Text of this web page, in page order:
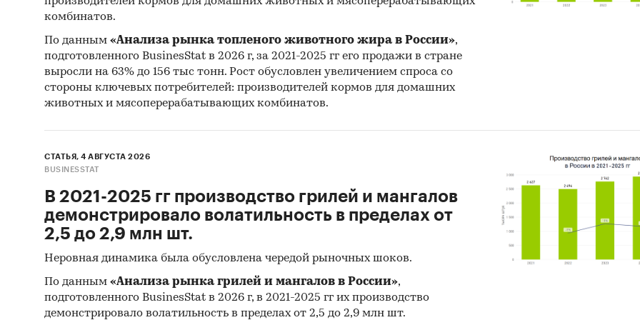
Категории: Потребительские товары
Россия
Оборудование для мукомольных предприятий
База ТОП-100
комбинатов.
По данным «Анализа рынка топленого животного жира в России»,
подготовленного BusinesStat в 2026 г, за 2021-2025 гг его продажи в стране
выросли на 63% до 156 тыс тонн. Рост обусловлен увеличением спроса со
стороны ключевых потребителей: производителей кормов для домашних
животных и мясоперерабатывающих комбинатов.
СТАТЬЯ, 4 АВГУСТА 2026
BUSINESSTAT
В 2021-2025 гг производство грилей и мангалов
демонстрировало волатильность в пределах от
2,5 до 2,9 млн шт.
Неровная динамика была обусловлена чередой рыночных шоков.
По данным «Анализа рынка грилей и мангалов в России»,
подготовленного BusinesStat в 2026 г, в 2021-2025 гг их производство
демонстрировало волатильность в пределах от 2,5 до 2,9 млн шт.